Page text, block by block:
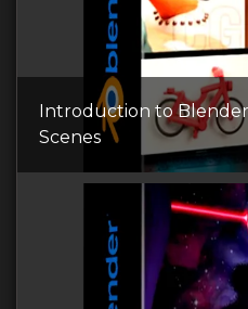
Introduction to
Scenes